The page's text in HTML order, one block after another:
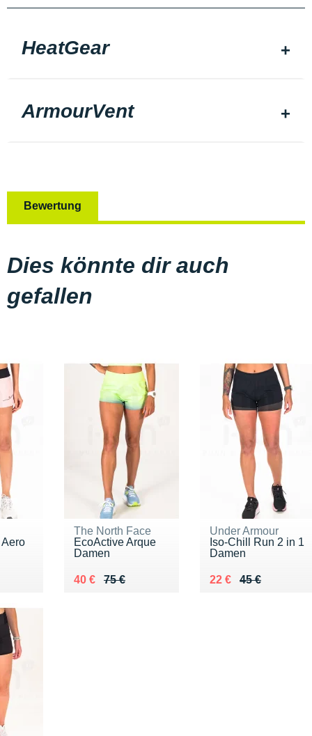
HeatGear
ArmourVent
Bewertung
Dies könnte dir auch
gefallen
The North Face
ÉcoActive Arque
Damen
75 €
Au lieu de 75 €
40 €
Vendu 40 €
Under Armour
Iso-Chill Run 2 in 1
Damen
45 €
Au lieu de 45 €
22 €
Vendu 22 €